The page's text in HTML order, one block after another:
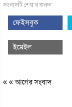
সংবাদটি শেয়ার করুন:
ফেইসবুক
ইমেইল
« «আগের সংবাদ